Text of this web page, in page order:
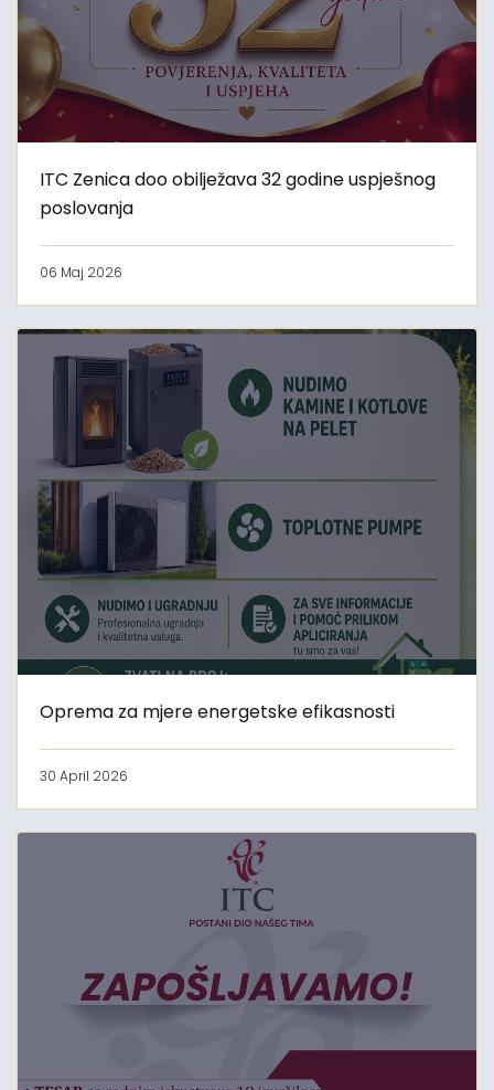
ITC Zenica doo obilježava 32 godine uspješnog
poslovanja
06 Maj 2026
Oprema za mjere energetske efikasnosti
30 April 2026